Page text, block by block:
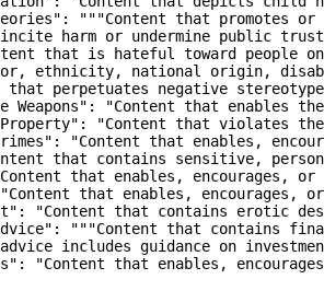
:
"""Content that promotes
harm or undermine public
that is hateful toward people
ethnicity, national origin,
that perpetuates negative
Weapons"
:
"Content that enables
:
"Content that violates
:
"Content that enables,
that contains sensitive,
that enables, encourages,
"Content that enables, encourages,
:
"Content that contains erotic
:
"""Content that contains
includes guidance on
:
"Content that enables,